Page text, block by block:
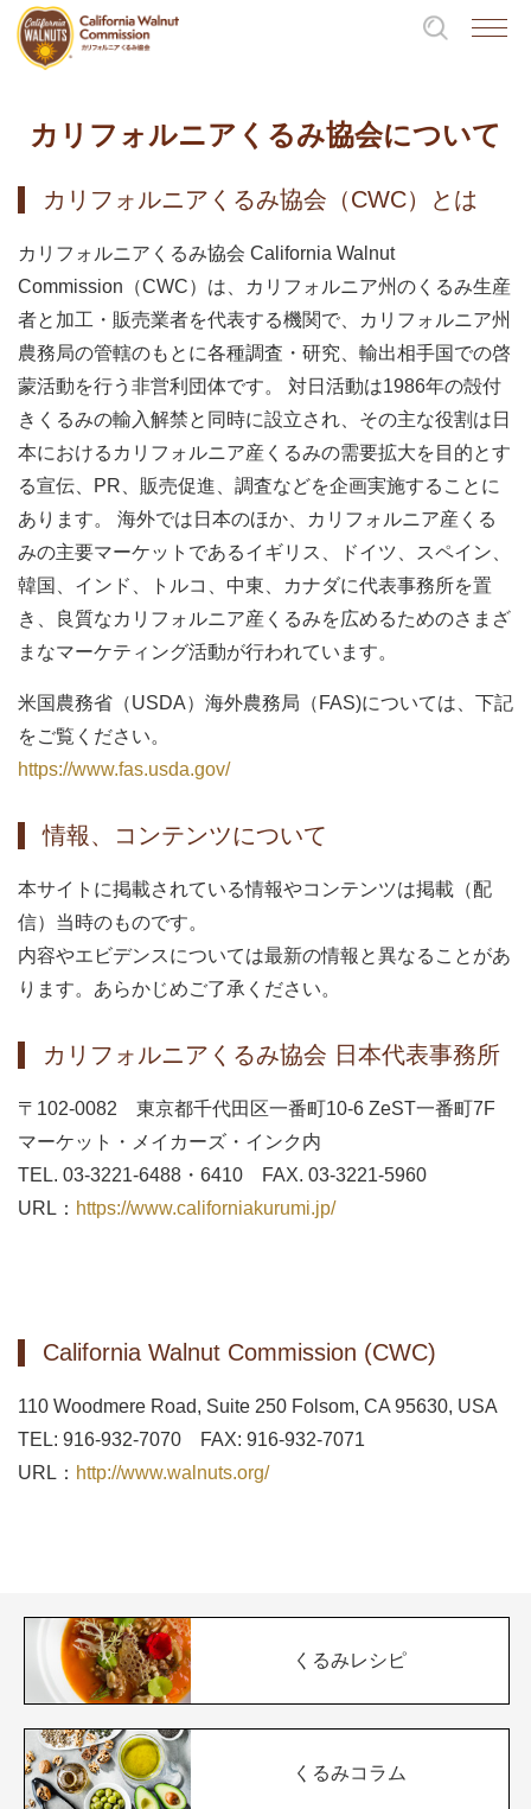
カリフォルニアくるみ協会について
カリフォルニアくるみ協会（CWC）とは
カリフォルニアくるみ協会 California Walnut
Commission（CWC）は、カリフォルニア州のくるみ生産
者と加工・販売業者を代表する機関で、カリフォルニア州
農務局の管轄のもとに各種調査・研究、輸出相手国での啓
蒙活動を行う非営利団体です。 対日活動は1986年の殻付
きくるみの輸入解禁と同時に設立され、その主な役割は日
本におけるカリフォルニア産くるみの需要拡大を目的とす
る宣伝、PR、販売促進、調査などを企画実施することに
あります。 海外では日本のほか、カリフォルニア産くる
みの主要マーケットであるイギリス、ドイツ、スペイン、
韓国、インド、トルコ、中東、カナダに代表事務所を置
き、良質なカリフォルニア産くるみを広めるためのさまざ
まなマーケティング活動が行われています。
米国農務省（USDA）海外農務局（FAS)については、下記
をご覧ください。
https://www.fas.usda.gov/
情報、コンテンツについて
本サイトに掲載されている情報やコンテンツは掲載（配
信）当時のものです。
内容やエビデンスについては最新の情報と異なることがあ
ります。あらかじめご了承ください。
カリフォルニアくるみ協会 日本代表事務所
〒102-0082 東京都千代田区一番町10-6 ZeST一番町7F
マーケット・メイカーズ・インク内
TEL. 03-3221-6488・6410 FAX. 03-3221-5960
URL： https://www.californiakurumi.jp/
California Walnut Commission (CWC)
110 Woodmere Road, Suite 250 Folsom, CA 95630, USA
TEL: 916-932-7070 FAX: 916-932-7071
URL： http://www.walnuts.org/
くるみレシピ
くるみコラム